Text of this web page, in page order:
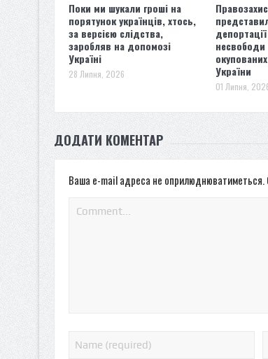
Поки ми шукали гроші на
порятунок українців, хтось,
за версією слідства,
заробляв на допомозі
Україні
28 Липня, 2026
України
01 Липня,
ДОДАТИ КОМЕНТАР
Ваша e-mail адреса не оприлюднюватиметься.